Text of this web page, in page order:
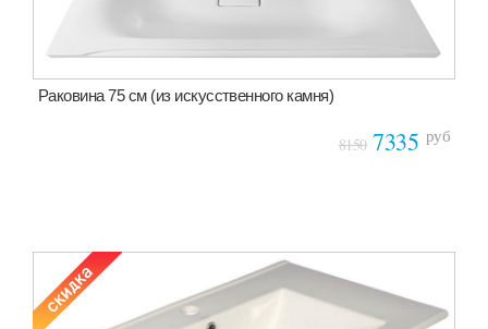
Раковина 75 см (из искусственного камня)
81507335 руб